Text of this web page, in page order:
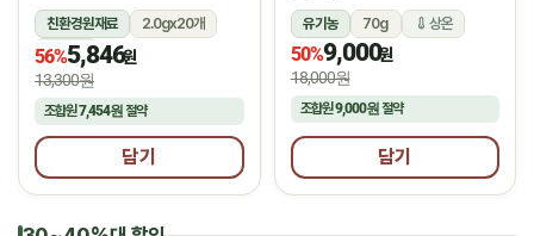
친환경원재료
2.0gx20개
상온
56%5,846원
13,300원
조합원7,454원 절약
담기
유기농 70g 상온
50%9,000원
18,000원
조합원9,000원절약
담기